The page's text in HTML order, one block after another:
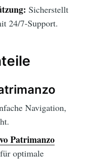
Sicherstellt
24/7-Support.
Navigation,
Patrimanzo
optimale